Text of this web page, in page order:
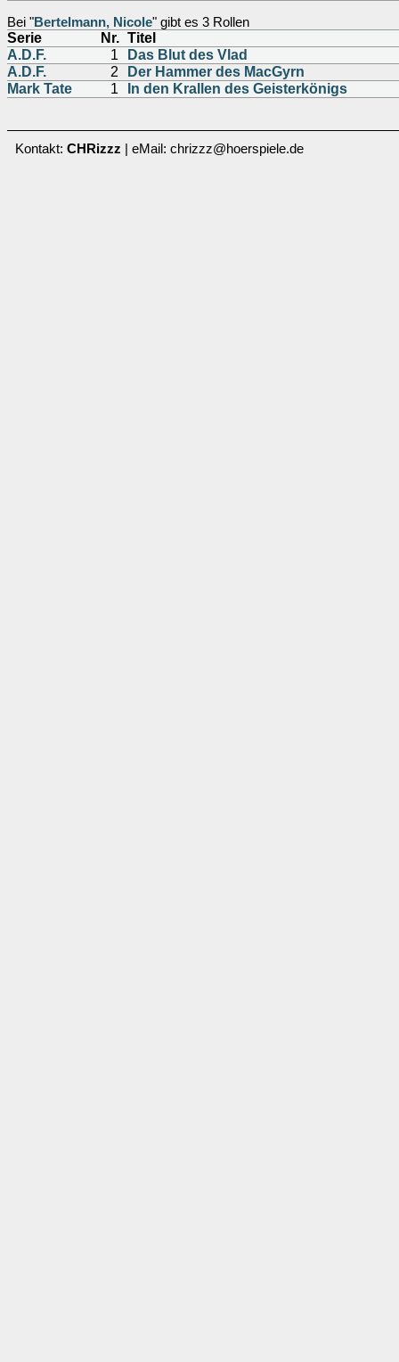
Bei "Bertelmann, Nicole" gibt es 3 Rollen
Serie Nr. Titel
A.D.F.
1
Das Blut des Vlad
A.D.F.
2
Der Hammer des MacGyrn
Mark Tate
1 In den Krallen des Geisterkönigs
Kontakt: CHRizzz | eMail: chrizzz@hoerspiele.de